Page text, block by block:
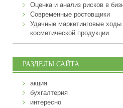
Оценка и анализ рисков в
Современные ростовщики
Удачные маркетинговые ходы
косметической продукции
РАЗДЕЛЫ САЙТА
акция
бухгалтерия
интересно